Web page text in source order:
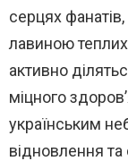
серцях
лавиною
активно
міцного
українським
відновлення та